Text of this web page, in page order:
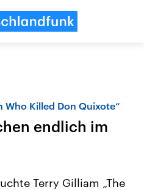
Who Killed Don Quixote“
endlich im
Terry Gilliam „The